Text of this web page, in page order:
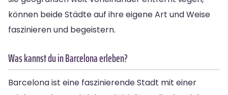
können beide Städte auf ihre eigene Art und Weise
faszinieren und begeistern.
Was kannst du in Barcelona erleben?
Barcelona ist eine faszinierende Stadt mit einer